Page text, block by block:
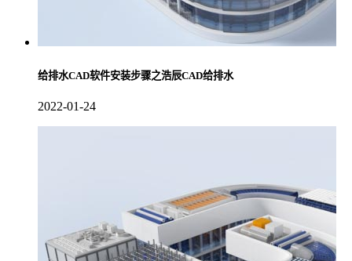
给排水CAD软件安装步骤之浩辰CAD给排水
2022-01-24